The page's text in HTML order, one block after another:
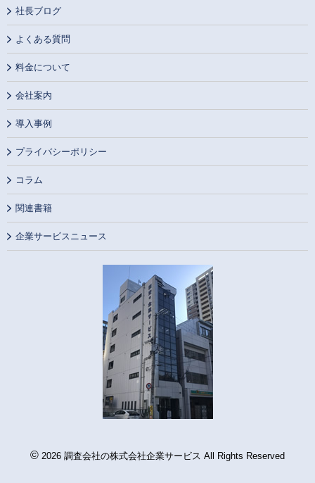
社長ブログ
よくある質問
料金について
会社案内
導入事例
プライバシーポリシー
コラム
関連書籍
企業サービスニュース
© 2026 調査会社の株式会社企業サービス All Rights Reserved